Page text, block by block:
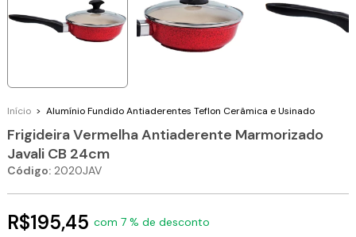
Início > Alumínio Fundido Antiaderentes Teflon Cerâmica e Usinado
Frigideira Vermelha Antiaderente Marmorizado
Javali CB 24cm
Código: 2020JAV
R$195,45 com 7 % de desconto